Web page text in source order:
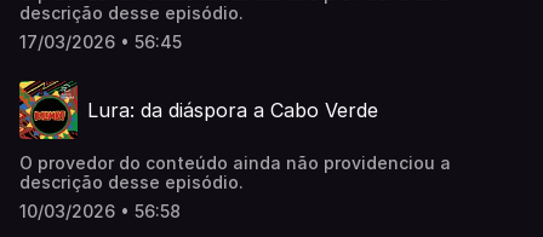
descrição desse episódio.
17/03/2026 • 56:45
Lura: da diáspora a Cabo Verde
O provedor do conteúdo ainda não providenciou a
descrição desse episódio.
10/03/2026 • 56:58